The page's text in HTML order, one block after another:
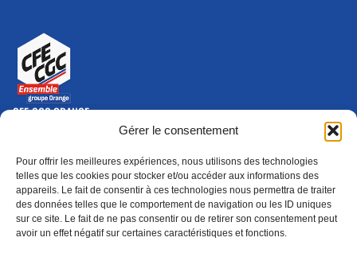
Gérer le consentement
Pour offrir les meilleures expériences, nous utilisons des technologies
telles que les cookies pour stocker et/ou accéder aux informations des
appareils. Le fait de consentir à ces technologies nous permettra de traiter
des données telles que le comportement de navigation ou les ID uniques
sur ce site. Le fait de ne pas consentir ou de retirer son consentement peut
avoir un effet négatif sur certaines caractéristiques et fonctions.
CFE-CGC ORANGE
10-12 rue Saint Amand, 75015 Paris Cedex 15
Nous contacter
01 46 79 28 74
S'ABONNER(NOUVELLE FENÊTRE)
ADHÉRER
Épargne
(nouvelle fenêtre) Formation
(nouvelle fenêtre)